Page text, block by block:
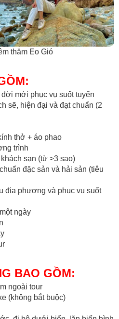
thăm Eo Gió
mới phục vụ suốt tuyến
sẽ, hiện đại và đạt chuẩn (2
thở + áo phao
trình
sạn (từ >3 sao)
đặc sản và hải sản (tiêu
địa phương và phục vụ suốt
ngày
BAO GỒM:
ngoài tour
(không bắt buộc)